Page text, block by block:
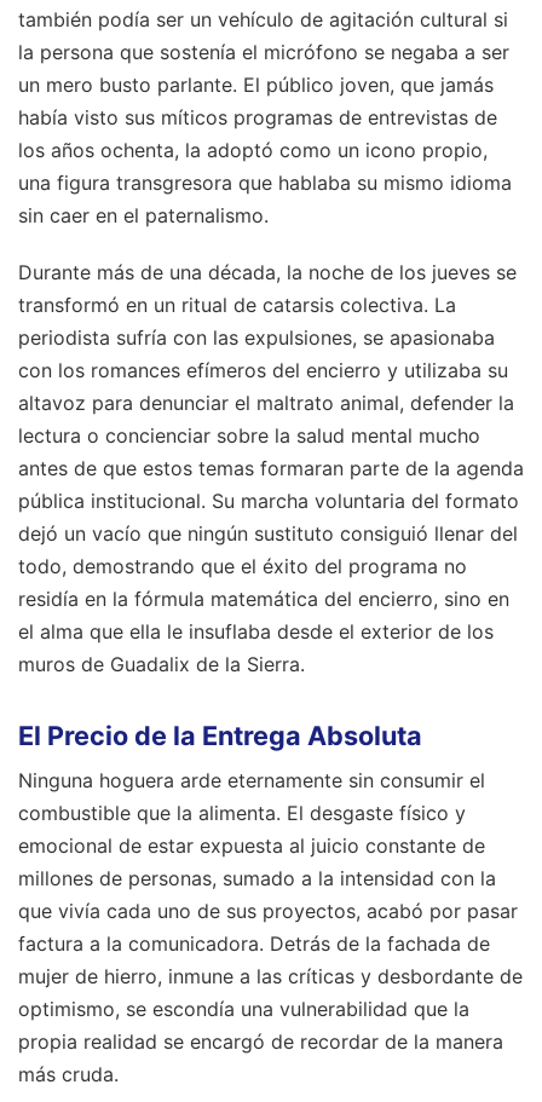
también podía ser un vehículo de agitación cultural si
la persona que sostenía el micrófono se negaba a ser
un mero busto parlante. El público joven, que jamás
había visto sus míticos programas de entrevistas de
los años ochenta, la adoptó como un icono propio,
una figura transgresora que hablaba su mismo idioma
sin caer en el paternalismo.
Durante más de una década, la noche de los jueves se
transformó en un ritual de catarsis colectiva. La
periodista sufría con las expulsiones, se apasionaba
con los romances efímeros del encierro y utilizaba su
altavoz para denunciar el maltrato animal, defender la
lectura o concienciar sobre la salud mental mucho
antes de que estos temas formaran parte de la agenda
pública institucional. Su marcha voluntaria del formato
dejó un vacío que ningún sustituto consiguió llenar del
todo, demostrando que el éxito del programa no
residía en la fórmula matemática del encierro, sino en
el alma que ella le insuflaba desde el exterior de los
muros de Guadalix de la Sierra.
El Precio de la Entrega Absoluta
Ninguna hoguera arde eternamente sin consumir el
combustible que la alimenta. El desgaste físico y
emocional de estar expuesta al juicio constante de
millones de personas, sumado a la intensidad con la
que vivía cada uno de sus proyectos, acabó por pasar
factura a la comunicadora. Detrás de la fachada de
mujer de hierro, inmune a las críticas y desbordante de
optimismo, se escondía una vulnerabilidad que la
propia realidad se encargó de recordar de la manera
más cruda.